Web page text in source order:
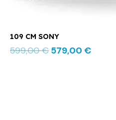
109 CM SONY
599,00€ 579,00 €